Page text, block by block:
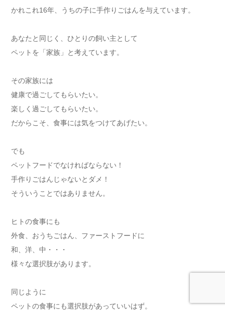
かれこれ16年、うちの子に手作りごはんを与えています。
あなたと同じく、ひとりの飼い主として
ペットを「家族」と考えています。
その家族には
健康で過ごしてもらいたい。
楽しく過ごしてもらいたい。
だからこそ、食事には気をつけてあげたい。
でも
ペットフードでなければならない！
手作りごはんじゃないとダメ！
そういうことではありません。
ヒトの食事にも
外食、おうちごはん、ファーストフードに
和、洋、中・・・
様々な選択肢があります。
同じように
ペットの食事にも選択肢があっていいはず。